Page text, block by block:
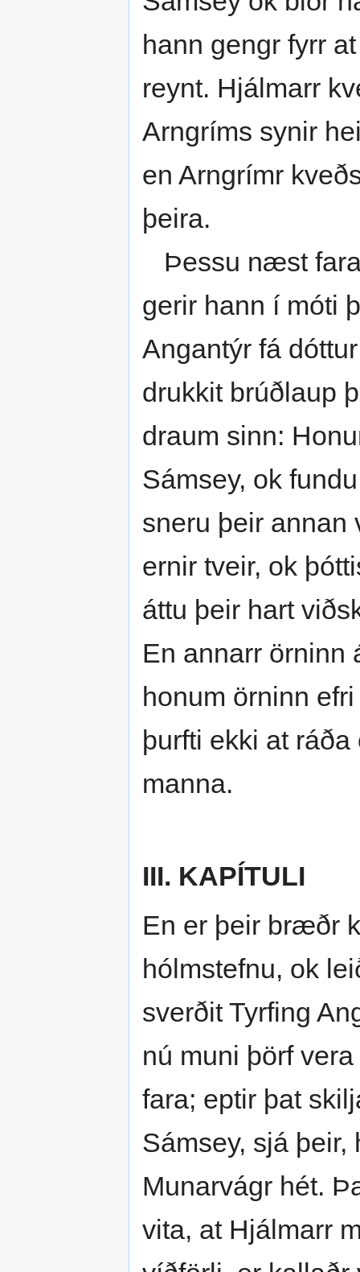
hann gengr fyrr
reynt. Hjálmarr
Arngríms synir
en Arngrímr
þeira.
Þessu næst
gerir hann í móti
Angantýr fá
drukkit brúðlaup
draum sinn:
Sámsey, ok
sneru þeir annan
ernir tveir, ok
áttu þeir hart
En annarr örninn
honum örninn
þurfti ekki at
manna.
III. KAPÍTULI
En er þeir bræðr
hólmstefnu, ok
sverðit Tyrfing
nú muni þörf
fara; eptir þat
Sámsey, sjá
Munarvágr hét.
vita, at Hjálmarr